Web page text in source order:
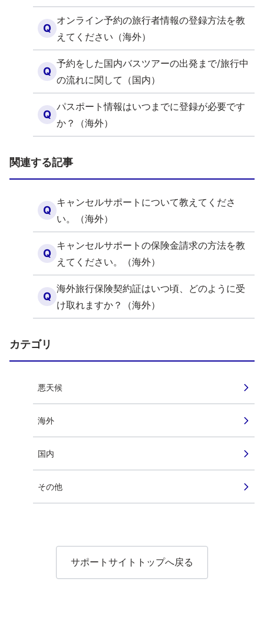
Q
オンライン予約の旅行者情報の登録方法を教
えてください（海外）
Q
予約をした国内バスツアーの出発まで/旅行中
の流れに関して（国内）
Q
パスポート情報はいつまでに登録が必要です
か？（海外）
関連する記事
Q
キャンセルサポートについて教えてくださ
い。（海外）
Q
キャンセルサポートの保険金請求の方法を教
えてください。（海外）
Q
海外旅行保険契約証はいつ頃、どのように受
け取れますか？（海外）
カテゴリ
悪天候
海外
国内
その他
サポートサイトトップへ戻る